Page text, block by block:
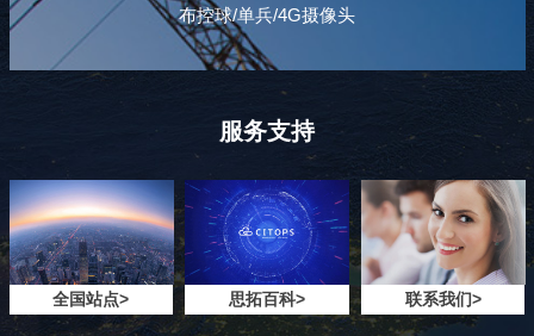
布控球/单兵/4G摄像头
服务支持
全国站点> 思拓百科> 联系我们>